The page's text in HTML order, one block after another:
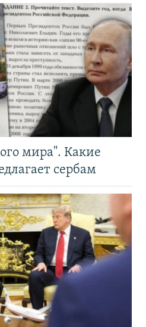
мира". Какие
сербам